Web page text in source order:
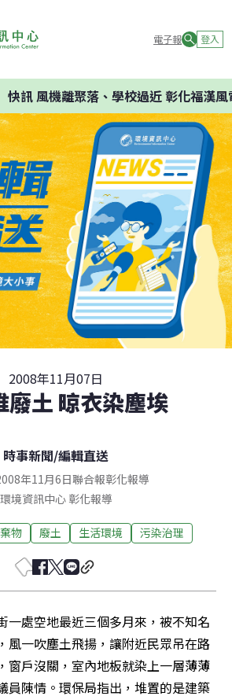
電子報 登入
快訊風機離聚落、學校過近 彰化福漢風
2008年11月07日
廢土 晾衣染塵埃
時事新聞/編輯直送
年11月6日聯合報彰化報導
環境資訊中心 彰化報導
物 廢土 生活環境 污染治理
一處空地最近三個多月來，被不知名
風一吹塵土飛揚，讓附近民眾吊在路
窗戶沒關，室內地板就染上一層薄薄
員陳情。環保局指出，堆置的是建築